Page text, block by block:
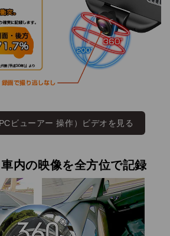
ビューアー 操作）ビデオを見る
内の映像を全方位で記録